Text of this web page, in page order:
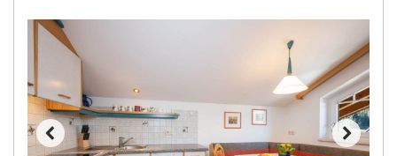
Cervinia fra DKK 5.295
Sölden fra DKK 8.445
Bad Hofgastein fra DKK 5.495
Passo Tonale fra DKK 3.795
Saalbach fra DKK 5.945
Champoluc fra DKK 3.795
Sestriere fra DKK 4.395